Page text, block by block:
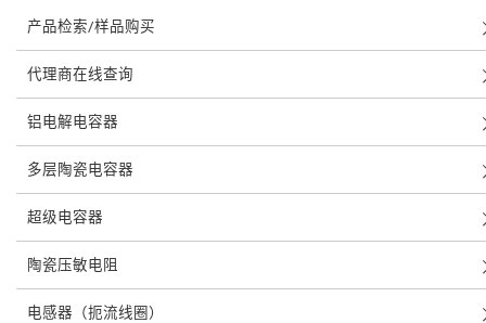
产品检索/样品购买
代理商在线查询
铝电解电容器
多层陶瓷电容器
超级电容器
陶瓷压敏电阻
电感器（扼流线圈）